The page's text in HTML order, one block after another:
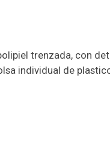
trenzada, con
individual de